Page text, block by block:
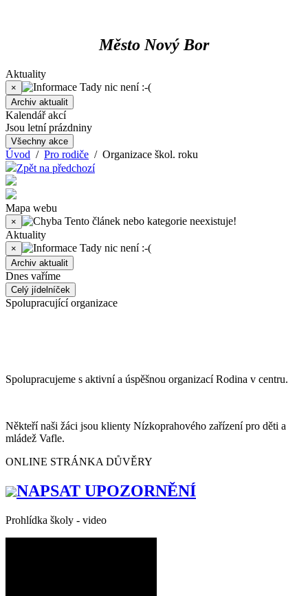
Město Nový Bor
Aktuality
× Tady nic není :-(
Archiv aktualit
Kalendář akcí
Jsou letní prázdniny
Všechny akce
Úvod / Pro rodiče / Organizace škol. roku
Zpět na předchozí
Mapa webu
×
Tento článek nebo kategorie neexistuje!
Aktuality
× Tady nic není :-(
Archiv aktualit
Dnes vaříme
Celý jídelníček
Spolupracující organizace
Spolupracujeme s aktivní a úspěšnou organizací Rodina v centru.
Někteří naši žáci jsou klienty Nízkoprahového zařízení pro děti a
mládež Vafle.
ONLINE STRÁNKA DŮVĚRY
NAPSAT UPOZORNĚNÍ
Prohlídka školy - video